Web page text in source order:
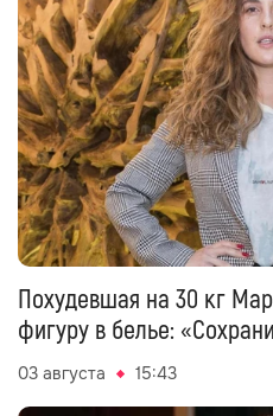
Похудевшая на 30 кг
фигуру в белье:
03 августа 15:43